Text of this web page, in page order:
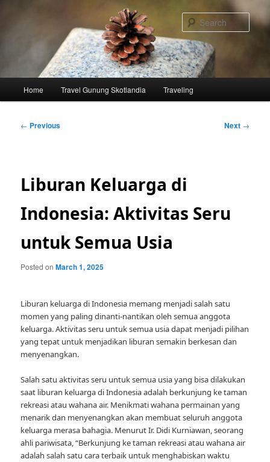
Home Travel Gunung Skotlandia Traveling
Post
← Previous Next →
Liburan Keluarga di
Indonesia: Aktivitas Seru
untuk Semua Usia
Posted onMarch 1, 2025
Liburan keluarga di Indonesia memang menjadi salah satu
momen yang paling dinanti-nantikan oleh semua anggota
keluarga. Aktivitas seru untuk semua usia dapat menjadi pilihan
yang tepat untuk menjadikan liburan semakin berkesan dan
menyenangkan.
Salah satu aktivitas seru untuk semua usia yang bisa dilakukan
saat liburan keluarga di Indonesia adalah berkunjung ke taman
rekreasi atau wahana air. Menikmati wahana permainan yang
menarik dan menyenangkan akan membuat seluruh anggota
keluarga merasa bahagia. Menurut Ir. Didi Kurniawan, seorang
ahli pariwisata, “Berkunjung ke taman rekreasi atau wahana air
adalah salah satu cara terbaik untuk menghabiskan waktu